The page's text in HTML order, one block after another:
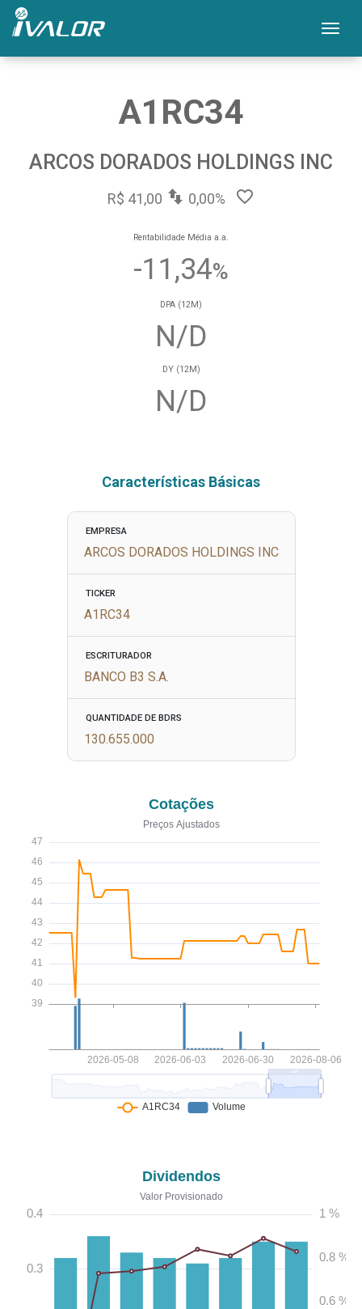
A1RC34
ARCOS DORADOS HOLDINGS INC
R$ 41,00 0,00%
Rentabilidade Média a.a.
-11,34%
DPA (12M)
N/D
DY (12M)
N/D
Características Básicas
EMPRESA
ARCOS DORADOS HOLDINGS INC
TICKER
A1RC34
ESCRITURADOR
BANCO B3 S.A.
QUANTIDADE DE BDRS
130.655.000